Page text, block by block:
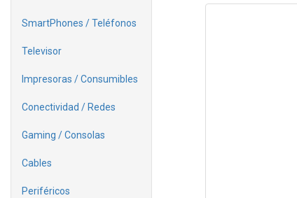
SmartPhones / Teléfonos
Televisor
Impresoras / Consumibles
Conectividad / Redes
Gaming / Consolas
Cables
Periféricos